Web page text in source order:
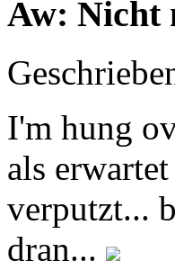
Aw: Nicht
I'm hung
als
verputzt...
dran...